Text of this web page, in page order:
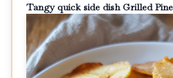
Tangy quick side dish Grilled